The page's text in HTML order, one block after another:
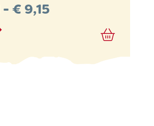
- € 9,15Prijsklasse: